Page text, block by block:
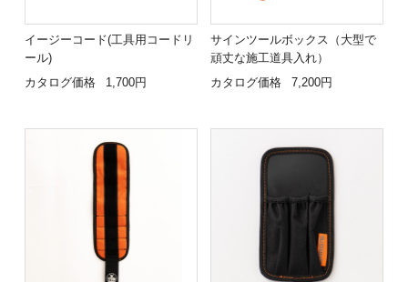
イージーコード(工具用コードリ
ール)
カタログ価格
1,700円
サインツールボックス（大型で
頑丈な施工道具入れ）
カタログ価格
7,200円